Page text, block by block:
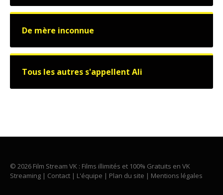
De mère inconnue
Tous les autres s'appellent Ali
© 2026 Film Stream VK : Films illimités et 100% Gratuits en VK
Streaming | Contact | L'équipe | Plan du site | Mentions légales